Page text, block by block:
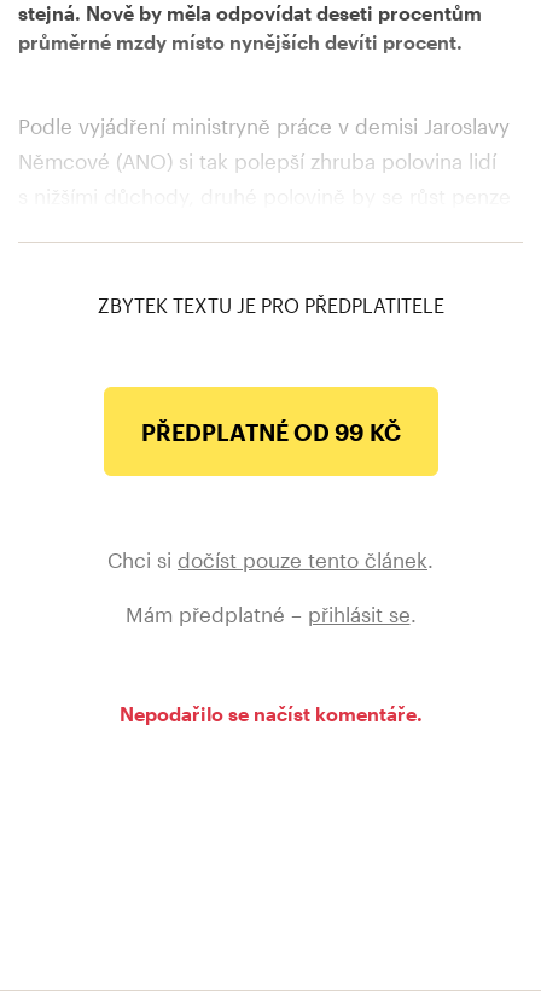
stejná. Nově by měla odpovídat deseti procentům
průměrné mzdy místo nynějších devíti procent.
Podle vyjádření ministryně práce v demisi Jaroslavy
Němcové (ANO) si tak polepší zhruba polovina lidí
ZBYTEK TEXTU JE PRO PŘEDPLATITELE
PŘEDPLATNÉ OD 99 KČ
Chci si dočíst pouze tento článek.
Mám předplatné – přihlásit se.
Nepodařilo se načíst komentáře.